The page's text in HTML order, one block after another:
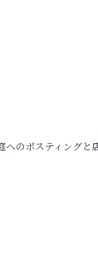
へのポスティングと